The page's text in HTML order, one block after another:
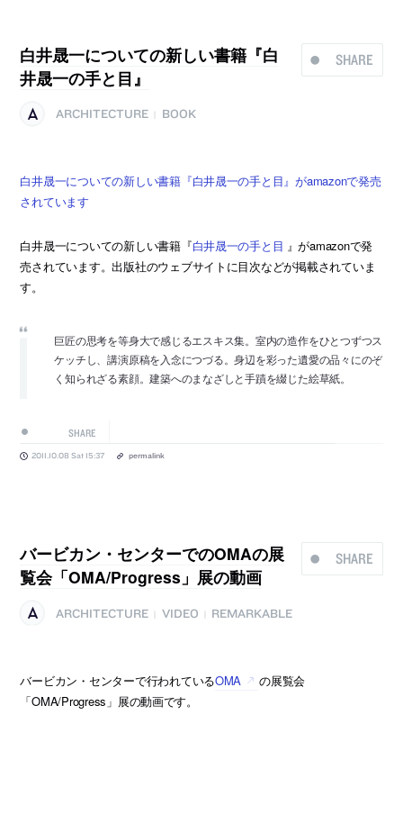
SHARE
白井晟一についての新しい書籍『白
井晟一の手と目』
ARCHITECTURE BOOK
白井晟一についての新しい書籍『白井晟一の手と目』がamazonで発売
されています
白井晟一についての新しい書籍『白井晟一の手と目 』がamazonで発
売されています。出版社のウェブサイトに目次などが掲載されていま
す。
巨匠の思考を等身大で感じるエスキス集。室内の造作をひとつずつス
ケッチし、講演原稿を入念につづる。身辺を彩った遺愛の品々にのぞ
く知られざる素顔。建築へのまなざしと手蹟を綴じた絵草紙。
SHARE
2011.10.08 Sat 15:37 permalink
SHARE
バービカン・センターでのOMAの展
覧会「OMA/Progress」展の動画
ARCHITECTURE VIDEO REMARKABLE
バービカン・センターで行われているOMA
の展覧会
「OMA/Progress」展の動画です。